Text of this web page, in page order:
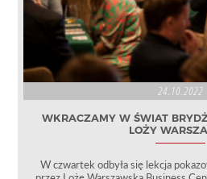
24.10.2022
WKRACZAMY W ŚWIAT
LOŻY
W czwartek odbyła się lekcja